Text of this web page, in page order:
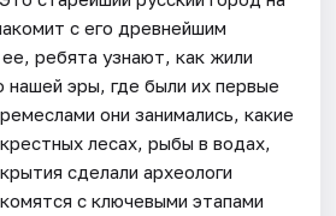
с его древнейшим
ребята узнают, как жили
эры, где были их первые
они занимались, какие
лесах, рыбы в водах,
сделали археологи
с ключевыми этапами